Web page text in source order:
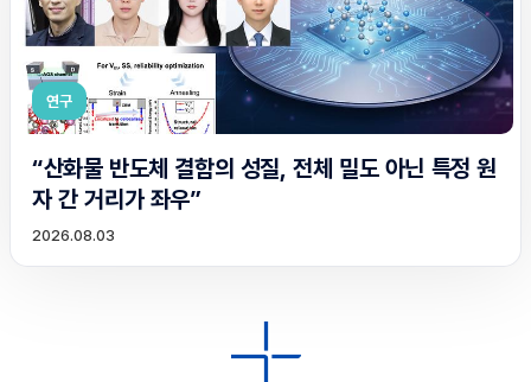
연구
“산화물 반도체 결함의 성질, 전체 밀도 아닌 특정 원
자 간 거리가 좌우”
2026.08.03